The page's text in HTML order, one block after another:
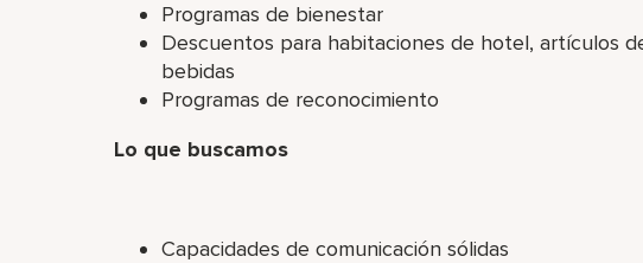
Programas de bienestar
Descuentos para habitaciones de hotel, artículos
bebidas
Programas de reconocimiento
Lo que buscamos
Capacidades de comunicación sólidas